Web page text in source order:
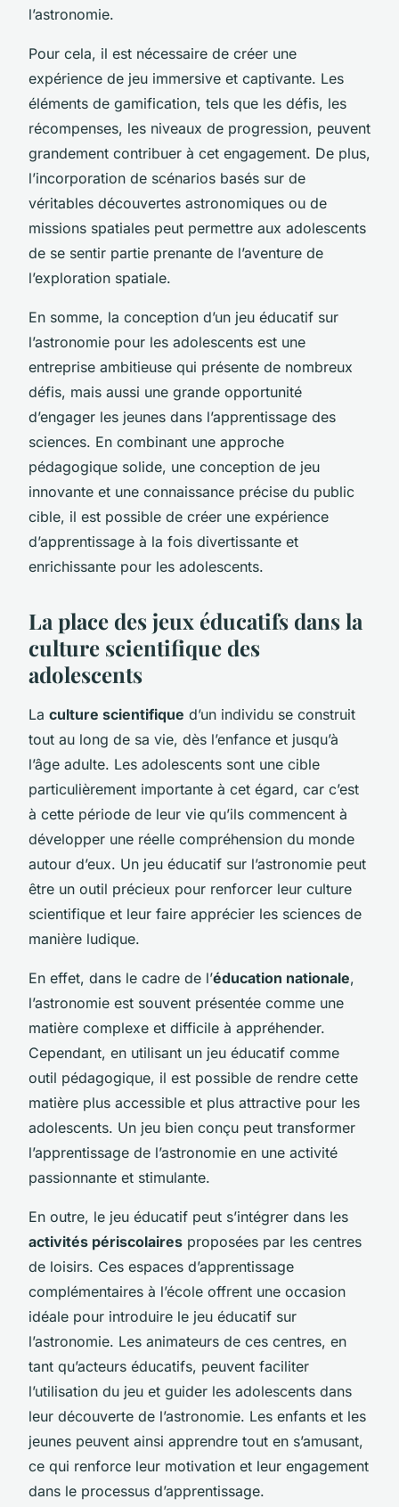
l’astronomie.
Pour cela, il est nécessaire de créer une
expérience de jeu immersive et captivante. Les
éléments de gamification, tels que les défis, les
récompenses, les niveaux de progression, peuvent
grandement contribuer à cet engagement. De plus,
l’incorporation de scénarios basés sur de
véritables découvertes astronomiques ou de
missions spatiales peut permettre aux adolescents
de se sentir partie prenante de l’aventure de
l’exploration spatiale.
En somme, la conception d’un jeu éducatif sur
l’astronomie pour les adolescents est une
entreprise ambitieuse qui présente de nombreux
défis, mais aussi une grande opportunité
d’engager les jeunes dans l’apprentissage des
sciences. En combinant une approche
pédagogique solide, une conception de jeu
innovante et une connaissance précise du public
cible, il est possible de créer une expérience
d’apprentissage à la fois divertissante et
enrichissante pour les adolescents.
La place des jeux éducatifs dans la
culture scientifique des
adolescents
La culture scientifique d’un individu se construit
tout au long de sa vie, dès l’enfance et jusqu’à
l’âge adulte. Les adolescents sont une cible
particulièrement importante à cet égard, car c’est
à cette période de leur vie qu’ils commencent à
développer une réelle compréhension du monde
autour d’eux. Un jeu éducatif sur l’astronomie peut
être un outil précieux pour renforcer leur culture
scientifique et leur faire apprécier les sciences de
manière ludique.
En effet, dans le cadre de l’éducation nationale,
l’astronomie est souvent présentée comme une
matière complexe et difficile à appréhender.
Cependant, en utilisant un jeu éducatif comme
outil pédagogique, il est possible de rendre cette
matière plus accessible et plus attractive pour les
adolescents. Un jeu bien conçu peut transformer
l’apprentissage de l’astronomie en une activité
passionnante et stimulante.
En outre, le jeu éducatif peut s’intégrer dans les
activités périscolaires proposées par les centres
de loisirs. Ces espaces d’apprentissage
complémentaires à l’école offrent une occasion
idéale pour introduire le jeu éducatif sur
l’astronomie. Les animateurs de ces centres, en
tant qu’acteurs éducatifs, peuvent faciliter
l’utilisation du jeu et guider les adolescents dans
leur découverte de l’astronomie. Les enfants et les
jeunes peuvent ainsi apprendre tout en s’amusant,
ce qui renforce leur motivation et leur engagement
dans le processus d’apprentissage.